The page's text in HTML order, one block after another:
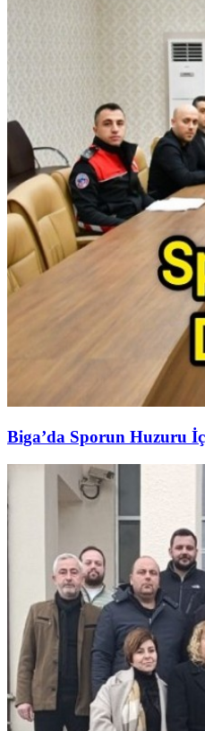
Biga’da Sporun Huzuru